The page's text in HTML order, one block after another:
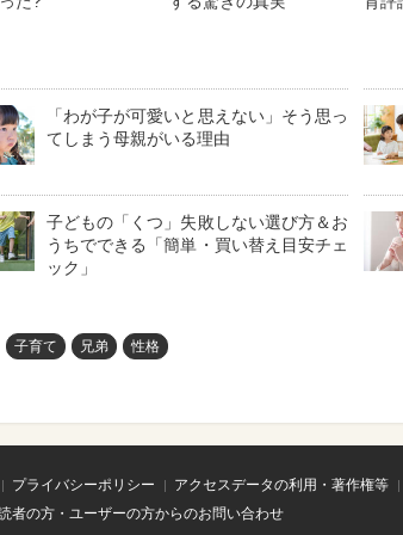
「わが子が可愛いと思えない」そう思っ
てしまう母親がいる理由
子どもの「くつ」失敗しない選び方＆お
うちでできる「簡単・買い替え目安チェ
ック」
子育て 兄弟 性格
プライバシーポリシー アクセスデータの利用・著作権等
者の方・ユーザーの方からのお問い合わせ